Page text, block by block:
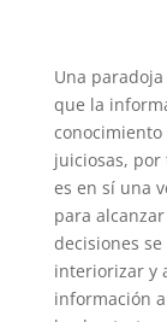
Una
que la
juiciosas,
es en sí una
para
decisiones
interiorizar y
información